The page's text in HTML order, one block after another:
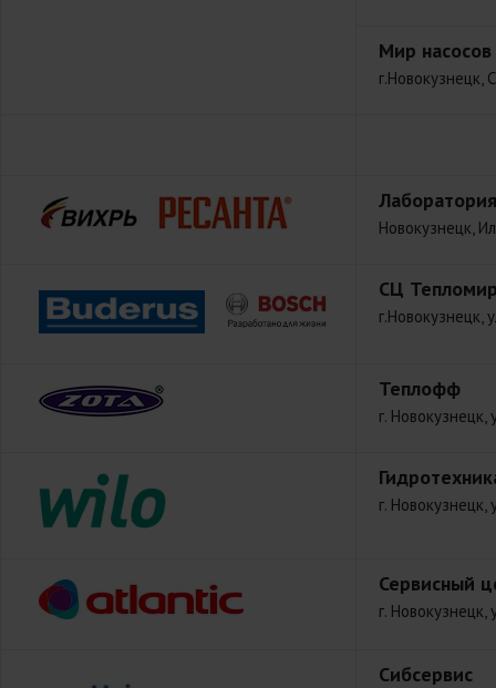
Мир насосов
г.Новокузнецк,
Новокузнецк,
СЦ
г.Новокузнецк,
Теплофф
г.
г. Новокузнецк,
Сервисный
г. Новокузнецк,
Сибсервис